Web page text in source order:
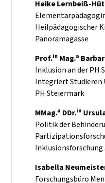
Heike Lernbeiß-
Heilpädagogischer
Panoramagasse
Prof.in Mag.a
Inklusion an der PH
Integriert Studieren
PH Steiermark
MMag.a DDr.in
Politik der
Inklusionsforschung
Isabella
Forschungsbüro